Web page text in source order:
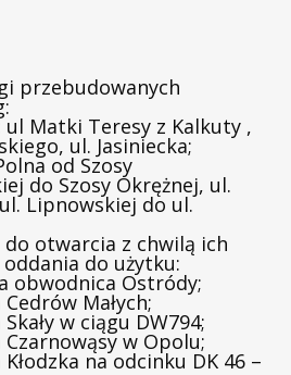
przebudowanych
ul Matki Teresy z Kalkuty ,
ul. Jasiniecka;
od Szosy
do Szosy Okrężnej, ul.
Lipnowskiej do ul.
otwarcia z chwilą ich
do użytku:
obwodnica Ostródy;
Małych;
w ciągu DW794;
w Opolu;
na odcinku DK 46 –